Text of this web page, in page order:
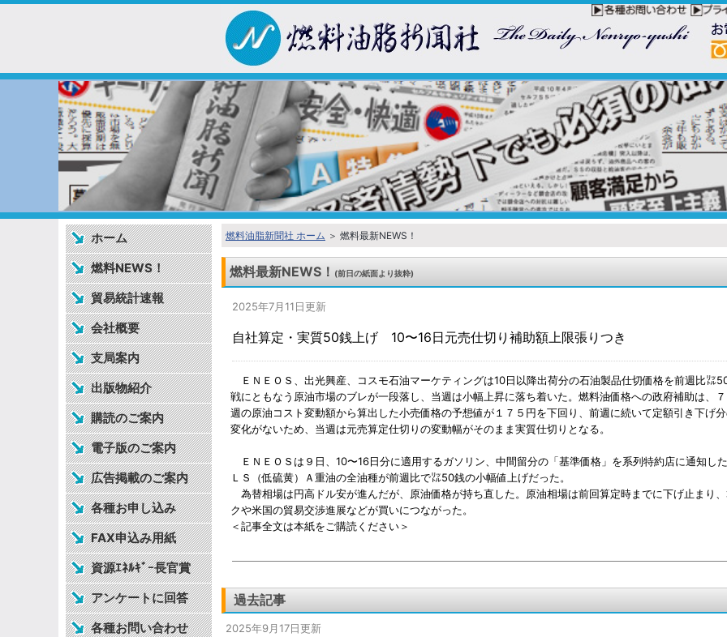
ホーム
燃料NEWS！
貿易統計速報
会社概要
支局案内
出版物紹介
購読のご案内
電子版のご案内
広告掲載のご案内
各種お申し込み
FAX申込み用紙
資源ｴﾈﾙｷﾞｰ長官賞
アンケートに回答
各種お問い合わせ
燃料油脂新聞社 ホーム ＞ 燃料最新NEWS！
燃料最新NEWS！ (前日の紙面より抜粋)
2025年7月11日更新
自社算定・実質50銭上げ 10〜16日元売仕切り補助額上限張りつき
ＥＮＥＯＳ、出光興産、コスモ石油マーケティングは10日以降出荷分の石油製品仕切価格を前週比㍑
戦にともなう原油市場のブレが一段落し、当週は小幅上昇に落ち着いた。燃料油価格への政府補助は、
週の原油コスト変動額から算出した小売価格の予想値が１７５円を下回り、前週に続いて定額引き下げ
変化がないため、当週は元売算定仕切りの変動幅がそのまま実質仕切りとなる。
ＥＮＥＯＳは９日、10〜16日分に適用するガソリン、中間留分の「基準価格」を系列特約店に通知し
ＬＳ（低硫黄）Ａ重油の全油種が前週比で㍑50銭の小幅値上げだった。
為替相場は円高ドル安が進んだが、原油価格が持ち直した。原油相場は前回算定時までに下げ止まり
クや米国の貿易交渉進展などが買いにつながった。
＜記事全文は本紙をご購読ください＞
過去記事
2025年9月17日更新